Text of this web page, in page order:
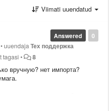
Viimati uuendatud
0
Answered
•uuendajaТех поддержка
tagasi • 8
вручную? нет импорта?